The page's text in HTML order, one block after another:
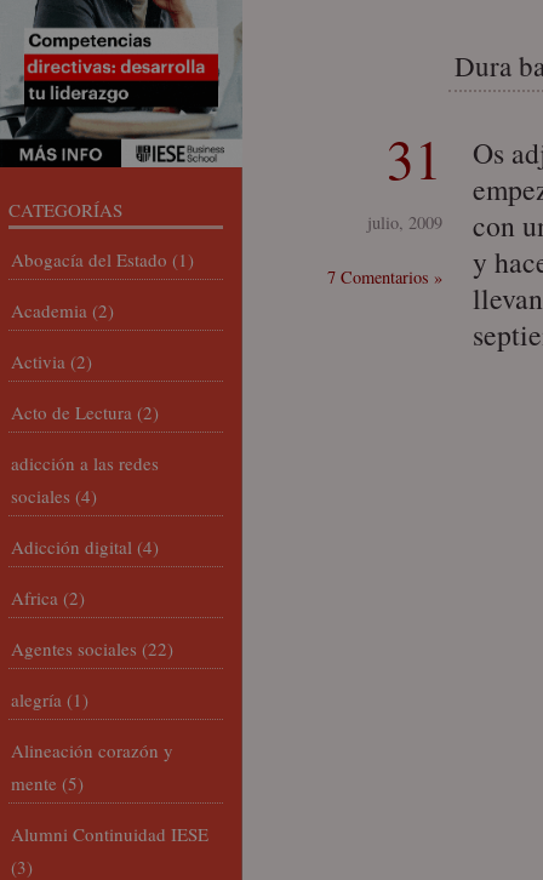
Dura
31
julio, 2009
7 Comentarios »
Os
con
y
CATEGORÍAS
Abogacía del Estado (1)
Academia (2)
Activia (2)
Acto de Lectura (2)
adicción a las redes
sociales (4)
Adicción digital (4)
Africa (2)
Agentes sociales (22)
alegría (1)
Alineación corazón y
mente (5)
Alumni Continuidad IESE
(3)